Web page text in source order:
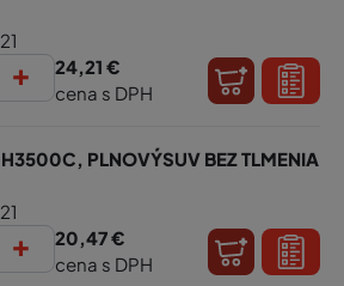
+
24,21 €
cena s DPH
PLNOVÝSUV BEZ TLMENIA
+
20,47 €
cena s DPH